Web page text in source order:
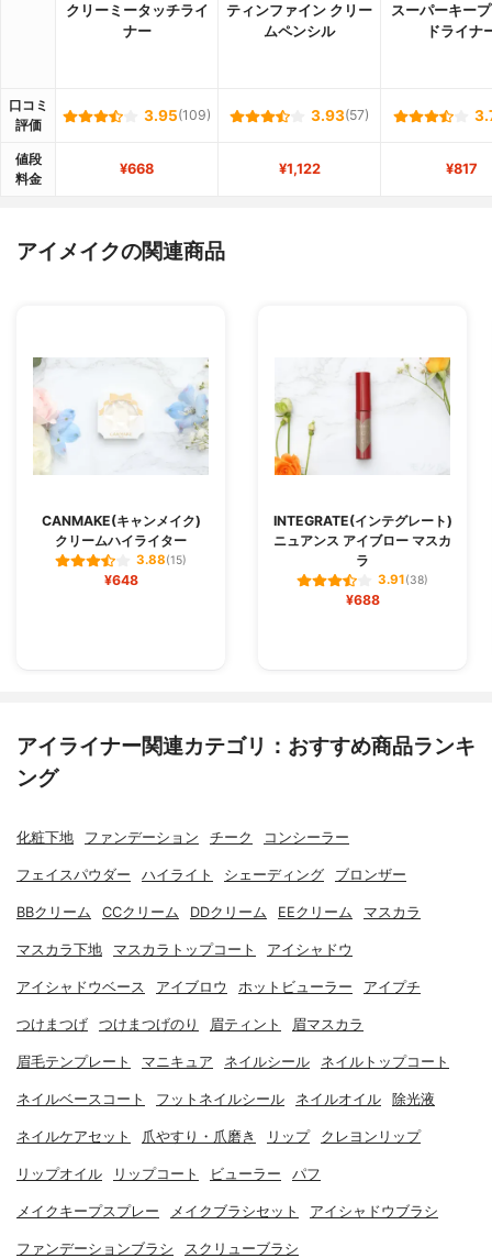
クリーミータッチライ
ナー
ティンファイン クリー
ムペンシル
スーパーキー
ドライナ
口コミ
評価
3.95(109) 3.93(57)
値段
料金
¥668 ¥1,122 ¥817
アイメイクの関連商品
CANMAKE(キャンメイク)
クリームハイライター
3.88(15)
¥648
INTEGRATE(インテグレート)
ニュアンス アイブロー マスカ
ラ
3.91(38)
¥688
アイライナー関連カテゴリ：おすすめ商品ランキ
ング
化粧下地 ファンデーション チーク コンシーラー
フェイスパウダー ハイライト シェーディング ブロンザー
BBクリーム CCクリーム DDクリーム EEクリーム マスカラ
マスカラ下地 マスカラトップコート アイシャドウ
アイシャドウベース アイブロウ ホットビューラー アイプチ
つけまつげ つけまつげのり 眉ティント 眉マスカラ
眉毛テンプレート マニキュア ネイルシール ネイルトップコート
ネイルベースコート フットネイルシール ネイルオイル 除光液
ネイルケアセット 爪やすり・爪磨き リップ クレヨンリップ
リップオイル リップコート ビューラー パフ
メイクキープスプレー メイクブラシセット アイシャドウブラシ
ファンデーションブラシ スクリューブラシ